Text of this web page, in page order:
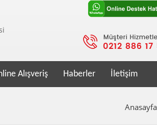
Alışveriş Haberler İletişim
Anasayfa